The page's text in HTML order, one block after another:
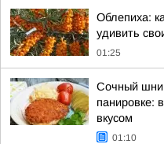
Облепиха:
удивить
01:25
Сочный
панировке:
вкусом
01:10